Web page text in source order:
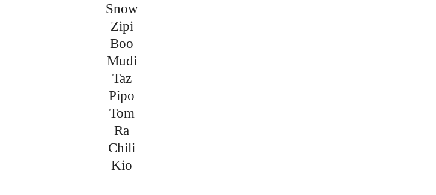
Snow
Zipi
Boo
Mudi
Taz
Pipo
Tom
Ra
Chili
Kio